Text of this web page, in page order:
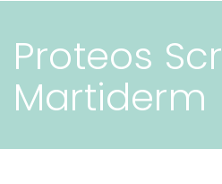
Proteos
Martiderm